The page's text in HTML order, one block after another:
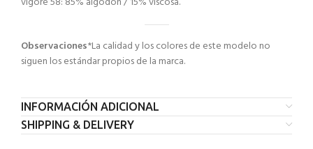
Observaciones*La calidad y los colores de este modelo no
siguen los estándar propios de la marca.
INFORMACIÓN ADICIONAL
SHIPPING & DELIVERY